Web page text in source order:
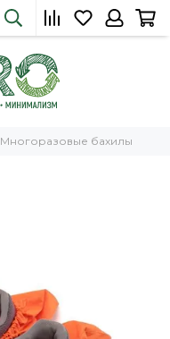
Многоразовые бахилы